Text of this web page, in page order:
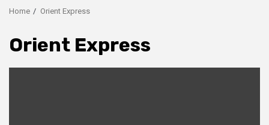
Home Orient Express
Orient Express